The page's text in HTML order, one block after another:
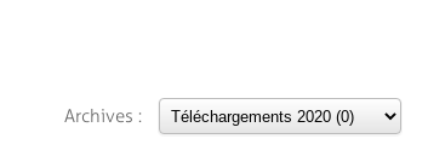
Archives :